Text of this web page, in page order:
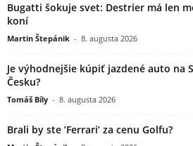
Bugatti šokuje svet: Destrier má len
koní
Martin Štepánik - 8. augusta 2026
Je výhodnejšie kúpiť jazdené auto na
Česku?
Tomáš Bíly - 8. augusta 2026
Brali by ste ’Ferrari’ za cenu Golfu?